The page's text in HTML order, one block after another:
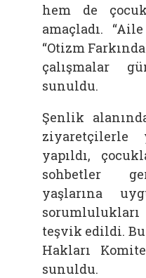
hem de
amaçladı.
“Otizm
çalışmalar
sunuldu.
Şenlik
ziyaretçilerle
yapıldı,
sohbetler
yaşlarına
sorumlulukları
teşvik edildi.
Hakları
sunuldu.